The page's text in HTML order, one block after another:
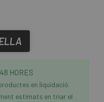
HORES
en liquidació.
estimats en triar el